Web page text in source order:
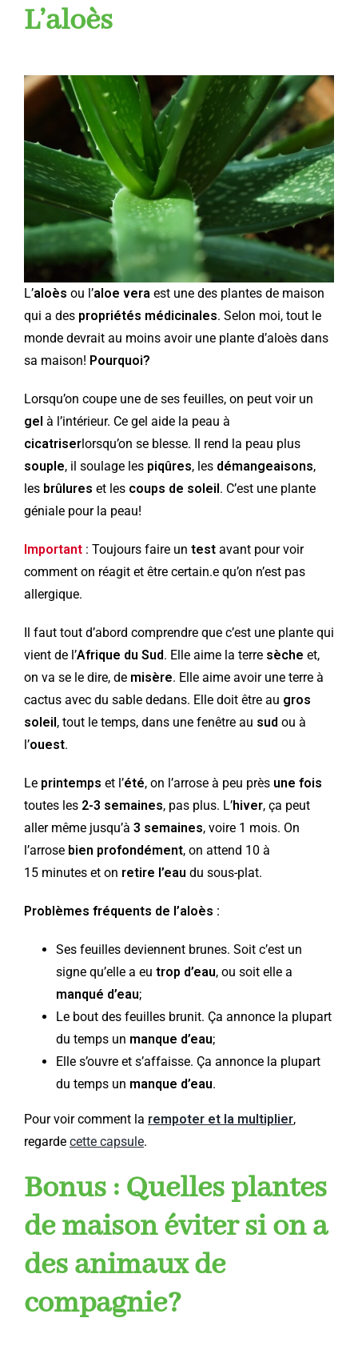
L’aloès
L’aloès ou l’aloe vera est une des plantes de maison
qui a des propriétés médicinales. Selon moi, tout le
monde devrait au moins avoir une plante d’aloès dans
sa maison! Pourquoi?
Lorsqu’on coupe une de ses feuilles, on peut voir un
gel à l’intérieur. Ce gel aide la peau à
cicatriserlorsqu’on se blesse. Il rend la peau plus
souple, il soulage les piqûres, les démangeaisons,
les brûlures et les coups de soleil . C’est une plante
géniale pour la peau!
Important: Toujours faire un testavant pour voir
comment on réagit et être certain.e qu’on n’est pas
allergique.
Il faut tout d’abord comprendre que c’est une plante qui
vient de l’Afrique du Sud. Elle aime la terre sèche et,
on va se le dire, de misère. Elle aime avoir une terre à
cactus avec du sable dedans. Elle doit être au gros
soleil , tout le temps, dans une fenêtre au sud ou à
l’ouest.
Le printemps et l’été, on l’arrose à peu près une fois
toutes les 2-3 semaines, pas plus. L’hiver, ça peut
aller même jusqu’à 3 semaines, voire 1 mois. On
l’arrose bien profondément, on attend 10 à
15 minutes et on retire l’eau du sous-plat.
Problèmes fréquents de l’aloès :
Ses feuilles deviennent brunes. Soit c’est un
signe qu’elle a eu trop d’eau, ou soit elle a
manqué d’eau;
Le bout des feuilles brunit. Ça annonce la plupart
du temps un manque d’eau;
Elle s’ouvre et s’affaisse. Ça annonce la plupart
du temps un manque d’eau.
Pour voir comment la rempoter et la multiplier,
regarde cette capsule.
Bonus : Quelles plantes
de maison éviter si on a
des animaux de
compagnie?